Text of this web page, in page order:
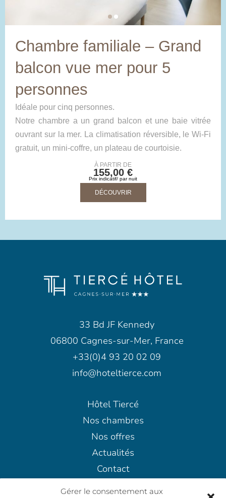
Gérer le consentement aux
Chambre familiale – Grand
balcon vue mer pour 5
personnes
Idéale pour cinq personnes.
Notre chambre a un grand balcon et une baie vitrée
ouvrant sur la mer. La climatisation réversible, le Wi-Fi
gratuit, un mini-coffre, un plateau de courtoisie.
À PARTIR DE
155,00 €
Prix indicatif/ par nuit
DÉCOUVRIR
33 Bd JF Kennedy
06800 Cagnes-sur-Mer, France
+33(0)4 93 20 02 09
info@hoteltierce.com
Hôtel Tiercé
Nos chambres
Nos offres
Actualités
Contact